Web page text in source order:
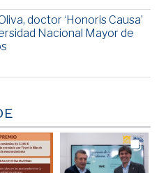
doctor ‘Honoris Causa’
Nacional Mayor de